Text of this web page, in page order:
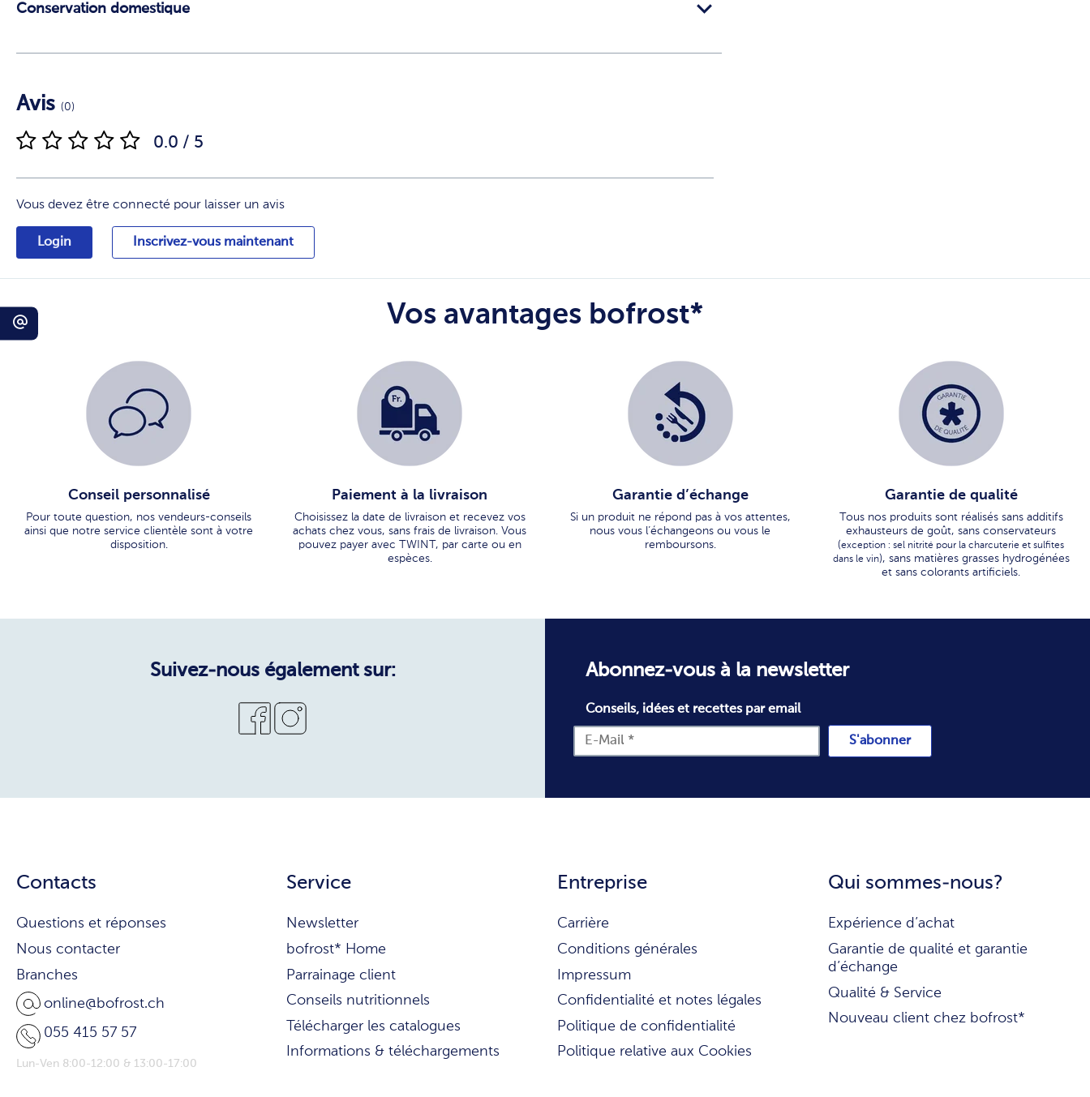
Conservation domestique
Avis (0)
0.0 / 5
Vous devez être connecté pour laisser un avis
Login Inscrivez-vous maintenant
Vos avantages bofrost*
Conseil personnalisé
Pour toute question, nos vendeurs-conseils
ainsi que notre service clientèle sont à votre
disposition.
Paiement à la livraison
Choisissez la date de livraison et recevez vos
achats chez vous, sans frais de livraison. Vous
pouvez payer avec TWINT, par carte ou en
espèces.
Garantie d’échange
Si un produit ne répond pas à vos attentes,
nous vous l’échangeons ou vous le
remboursons.
Garantie de qualité
Tous nos produits sont réalisés sans additifs
exhausteurs de goût, sans conservateurs
(exception : sel nitrité pour la charcuterie et sulfites
dans le vin), sans matières grasses hydrogénées
et sans colorants artificiels.
Contacts
Questions et réponses
Nous contacter
Branches
online@bofrost.ch
055 415 57 57
Lun-Ven 8:00-12:00 & 13:00-17:00
Service
Newsletter
bofrost* Home
Parrainage client
Conseils nutritionnels
Télécharger les catalogues
Informations & téléchargements
Entreprise
Carrière
Conditions générales
Impressum
Confidentialité et notes légales
Politique de confidentialité
Politique relative aux Cookies
Qui sommes-nous?
Expérience d’achat
Garantie de qualité et garantie
d’échange
Qualité & Service
Nouveau client chez bofrost*
Suivez-nous également sur: Abonnez-vous à la newsletter
Conseils, idées et recettes par email
S'abonner